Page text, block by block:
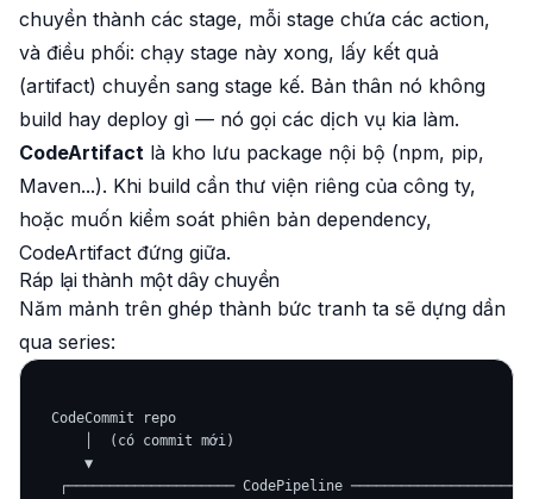
chuyền thành các stage, mỗi stage chứa các action,
và điều phối: chạy stage này xong, lấy kết quả
(artifact) chuyển sang stage kế. Bản thân nó không
build hay deploy gì — nó gọi các dịch vụ kia làm.
CodeArtifact là kho lưu package nội bộ (npm, pip,
Maven...). Khi build cần thư viện riêng của công ty,
hoặc muốn kiểm soát phiên bản dependency,
CodeArtifact đứng giữa.
Ráp lại thành một dây chuyền
Năm mảnh trên ghép thành bức tranh ta sẽ dựng dần
qua series:
  CodeCommit repo
      │  (có commit mới)
      ▼
   ┌──────────────────── CodePipeline ────────────────────┐